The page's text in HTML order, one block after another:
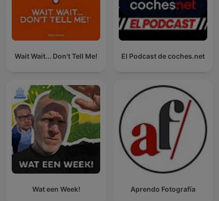
Wait Wait... Don't Tell Me! El Podcast de coches.net
Wat een Week! Aprendo Fotografía